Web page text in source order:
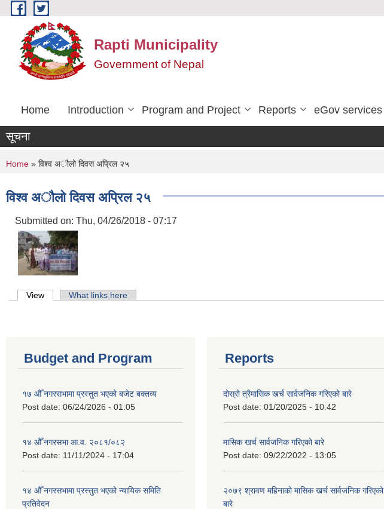
Skip to main content
Rapti Municipality
Government of Nepal
Home Introduction Program and Project Reports eGov services
सूचना
You are here
Home » विश्व अौलो दिवस अप्रिल २५
विश्व अौलो दिवस अप्रिल २५
Submitted on: Thu, 04/26/2018 - 07:17
Primary tabs
View (active tab)What links here
Budget and Program
१७ औँ नगरसभामा प्रस्तुत भएको बजेट बक्तव्य
Post date: 06/24/2026 - 01:05
१४ औँ नगरसभा आ.व. २०८१/०८२
Post date: 11/11/2024 - 17:04
१४ औँ नगरसभामा प्रस्तुत भएको न्यायिक समिति
प्रतिवेदन
Reports
दोस्रो त्रैमासिक खर्च सार्वजनिक गरिएको बारे
Post date: 01/20/2025 - 10:42
मासिक खर्च सार्वजनिक गरिएको बारे
Post date: 09/22/2022 - 13:05
२०७९ श्रावण महिनाको मासिक खर्च सार्वजनिक गरिएको
बारे